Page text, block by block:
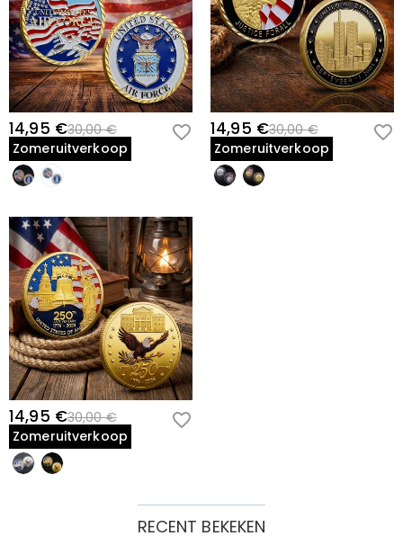
14,95 €30,00 €
Zomeruitverkoop
14,95 €30,00 €
Zomeruitverkoop
14,95 €30,00 €
Zomeruitverkoop
RECENT BEKEKEN